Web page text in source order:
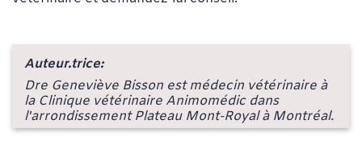
Auteur.trice:
Dre Geneviève Bisson est médecin vétérinaire à
la Clinique vétérinaire Animomédic dans
l'arrondissement Plateau Mont-Royal à Montréal.